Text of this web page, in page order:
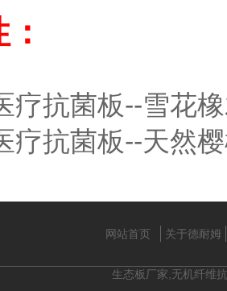
疗抗菌板--雪花
疗抗菌板--天然
网站首页 关于德耐姆
生态板厂家,无机纤维